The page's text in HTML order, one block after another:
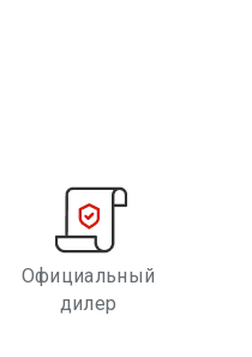
Официальный
дилер